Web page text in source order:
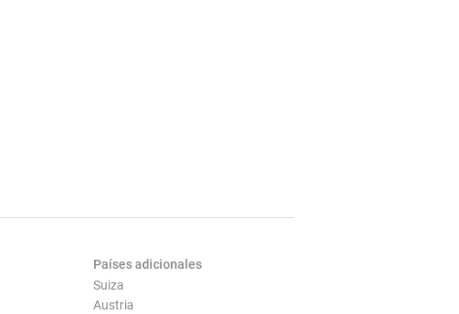
Países adicionales
Suiza
Austria